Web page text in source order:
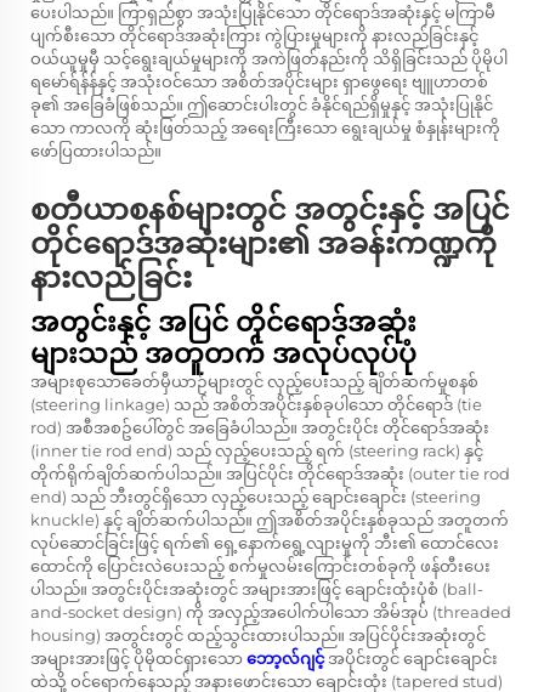
ပေးပါသည်။ ကြာရှည်စွာ အသုံးပြုနိုင်သော တိုင်ရောဒ်အဆုံးနှင့် မကြာမီ
ပျက်စီးသော တိုင်ရောဒ်အဆုံးကြား ကွဲပြားမှုများကို နားလည်ခြင်းနှင့်
ဝယ်ယူမှုမှီ သင့်ရွေးချယ်မှုများကို အကဲဖြတ်နည်းကို သိရှိခြင်းသည် ပိုမိုပါ
ရမော်ရ်န်န်နှင့် အသုံးဝင်သော အစိတ်အပိုင်းများ ရှာဖွေရေး ဗျူဟာတစ်
ခု၏ အခြေခံဖြစ်သည်။ ဤဆောင်းပါးတွင် ခံနိုင်ရည်ရှိမှုနှင့် အသုံးပြုနိုင်
သော ကာလကို ဆုံးဖြတ်သည့် အရေးကြီးသော ရွေးချယ်မှု စံနှုန်းများကို
ဖော်ပြထားပါသည်။
စတီယာစနစ်များတွင် အတွင်းနှင့် အပြင်
တိုင်ရောဒ်အဆုံးများ၏ အခန်းကဏ္ဍကို
နားလည်ခြင်း
အတွင်းနှင့် အပြင် တိုင်ရောဒ်အဆုံး
များသည် အတူတက် အလုပ်လုပ်ပုံ
အများစုသောခေတ်မှီယာဉ်များတွင် လှည့်ပေးသည့် ချိတ်ဆက်မှုစနစ်
(steering linkage) သည် အစိတ်အပိုင်းနှစ်ခုပါသော တိုင်ရောဒ် (tie
rod) အစီအစဥ်ပေါ်တွင် အခြေခံပါသည်။ အတွင်းပိုင်း တိုင်ရောဒ်အဆုံး
(inner tie rod end) သည် လှည့်ပေးသည့် ရက် (steering rack) နှင့်
တိုက်ရိုက်ချိတ်ဆက်ပါသည်။ အပြင်ပိုင်း တိုင်ရောဒ်အဆုံး (outer tie rod
end) သည် ဘီးတွင်ရှိသော လှည့်ပေးသည့် ချောင်းချောင်း (steering
knuckle) နှင့် ချိတ်ဆက်ပါသည်။ ဤအစိတ်အပိုင်းနှစ်ခုသည် အတူတက်
လုပ်ဆောင်ခြင်းဖြင့် ရက်၏ ရှေ့နောက်ရွေ့လျားမှုကို ဘီး၏ ထောင်လေး
ထောင်ကို ပြောင်းလဲပေးသည့် စက်မှုလမ်းကြောင်းတစ်ခုကို ဖန်တီးပေး
ပါသည်။ အတွင်းပိုင်းအဆုံးတွင် အများအားဖြင့် ချောင်းထုံးပုံစံ (ball-
and-socket design) ကို အလှည့်အပေါက်ပါသော အိမ်အုပ် (threaded
housing) အတွင်းတွင် ထည့်သွင်းထားပါသည်။ အပြင်ပိုင်းအဆုံးတွင်
အများအားဖြင့် ပိုမိုထင်ရှားသောဘော့လ်ဂျင့်အပိုင်းတွင် ချောင်းချောင်း
ထဲသို့ ဝင်ရောက်နေသည့် အနားဖောင်းသော ချောင်းထုံး (tapered stud)